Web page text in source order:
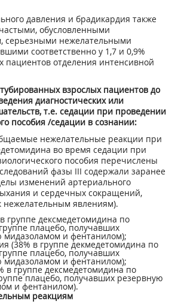
давления и брадикардия также
обусловленными
серьезными нежелательными
соответственно у 1,7 и 0,9%
пациентов отделения интенсивной
взрослых пациентов до
диагностических или
т.е. седации при проведении
пособия /седации в сознании:
нежелательные реакции при
во время седации при
пособия перечислены
фазы III содержали заранее
изменений артериального
и сердечных сокращений,
нежелательным явлениям).
группе дексмедетомидина по
плацебо, получавших
и фентанилом);
(38% в группе декмедетомидина по
плацебо, получавших
и фентанилом);
в группе дексмедетомидина по
плацебо, получавших резервную
и фентанилом).
реакциям